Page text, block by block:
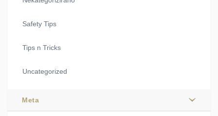
Safety Tips
Tips n Tricks
Uncategorized
Meta